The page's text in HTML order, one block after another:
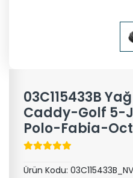
03C115433B
Caddy-Golf 5-
Polo-Fabia-
Ürün Kodu: